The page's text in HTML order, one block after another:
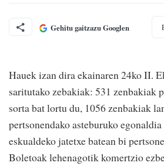
Gehitu gaitzazu Googlen
Hauek izan dira ekainaren 24ko II.
saritutako zebakiak: 531 zenbakiak
sorta bat lortu du, 1056 zenbakiak
pertsonendako asteburuko
eskualdeko jatetxe batean bi
Boletoak lehenagotik komertzio